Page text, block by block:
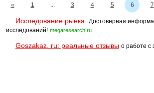
« 1 ... 3 4 5 6 7
Исследование рынка.
Достоверная
исследований! megaresearch.ru
Goszakaz. ru: реальные отзывы о работе с